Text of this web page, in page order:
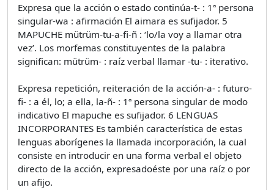
Expresa que la acción o estado continúa-t- : 1ª persona
singular-wa : afirmación El aimara es sufijador. 5
MAPUCHE mütrüm-tu-a-fi-ñ : ‘lo/la voy a llamar otra
vez’. Los morfemas constituyentes de la palabra
significan: mütrüm- : raíz verbal llamar -tu- : iterativo.
Expresa repetición, reiteración de la acción-a- : futuro-
fi- : a él, lo; a ella, la-ñ- : 1ª persona singular de modo
indicativo El mapuche es sufijador. 6 LENGUAS
INCORPORANTES Es también característica de estas
lenguas aborígenes la llamada incorporación, la cual
consiste en introducir en una forma verbal el objeto
directo de la acción, expresadoéste por una raíz o por
un afijo.